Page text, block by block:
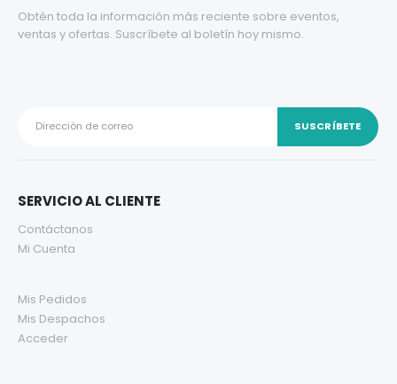
Obtén toda la información más reciente sobre eventos,
ventas y ofertas. Suscríbete al boletín hoy mismo.
SERVICIO AL CLIENTE
Contáctanos
Mi Cuenta
Mis Pedidos
Mis Despachos
Acceder